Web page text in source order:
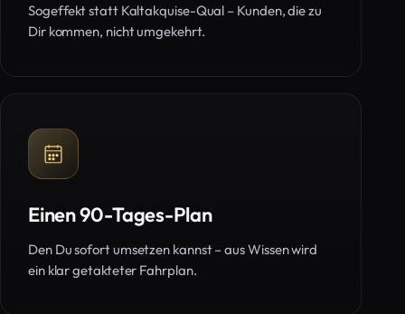
Sogeffekt statt Kaltakquise-Qual – Kunden, die zu
Dir kommen, nicht umgekehrt.
Einen 90-Tages-Plan
Den Du sofort umsetzen kannst – aus Wissen wird
ein klar getakteter Fahrplan.